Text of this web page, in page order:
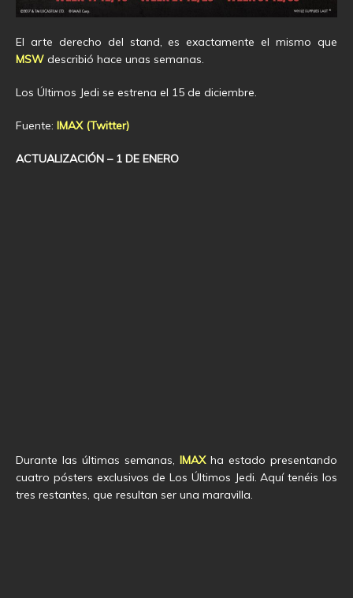
El arte derecho del stand, es exactamente el mismo que
MSW describió hace unas semanas.
Los Últimos Jedi se estrena el 15 de diciembre.
Fuente: IMAX (Twitter)
ACTUALIZACIÓN – 1 DE ENERO
Durante las últimas semanas, IMAXha estado presentando
cuatro pósters exclusivos de Los Últimos Jedi. Aquí tenéis los
tres restantes, que resultan ser una maravilla.